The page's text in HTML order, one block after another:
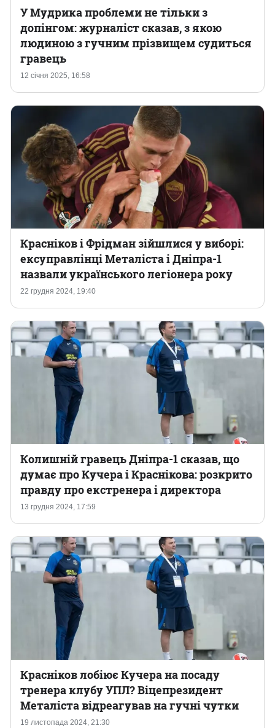
12 січня 2025, 16:58
У Мудрика проблеми не тільки з
допінгом: журналіст сказав, з якою
людиною з гучним прізвищем судиться
гравець
22 грудня 2024, 19:40
Красніков і Фрідман зійшлися у виборі:
ексуправлінці Металіста і Дніпра-1
назвали українського легіонера року
13 грудня 2024, 17:59
Колишній гравець Дніпра-1 сказав, що
думає про Кучера і Краснікова: розкрито
правду про екстренера і директора
19 листопада 2024, 21:30
Красніков лобіює Кучера на посаду
тренера клубу УПЛ? Віцепрезидент
Металіста відреагував на гучні чутки